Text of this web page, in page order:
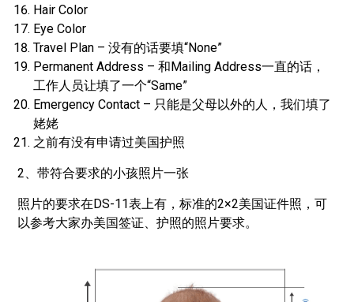
Hair Color
Eye Color
Travel Plan – 没有的话要填“None”
Permanent Address – 和Mailing Address一直的话，
工作人员让填了一个“Same”
Emergency Contact – 只能是父母以外的人，我们填了
姥姥
之前有没有申请过美国护照
2、带符合要求的小孩照片一张
照片的要求在DS-11表上有，标准的2×2美国证件照，可
以参考大家办美国签证、护照的照片要求。